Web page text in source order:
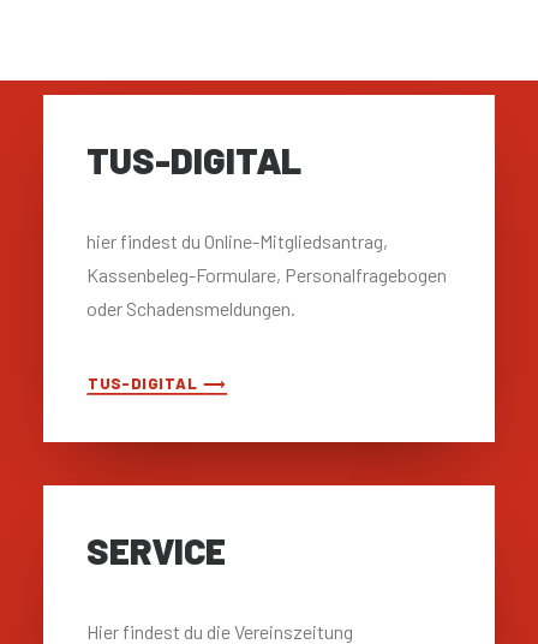
TUS-DIGITAL
hier findest du Online-Mitgliedsantrag,
Kassenbeleg-Formulare, Personalfragebogen
oder Schadensmeldungen.
TUS-DIGITAL ⟶
SERVICE
Hier findest du die Vereinszeitung